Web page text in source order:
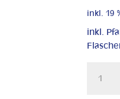
inkl. 19
inkl.